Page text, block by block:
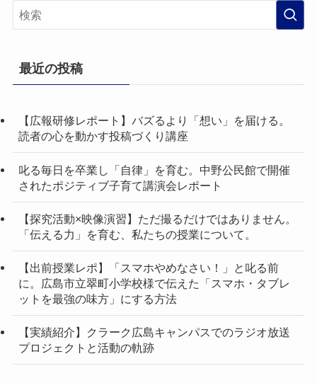
最近の投稿
【広報研修レポート】バズるより「想い」を届ける。
読者の心を動かす投稿づくり講座
叱る毎日を卒業し「自律」を育む。中野公民館で開催
されたポジティブ子育て講演会レポート
【探究活動×映像演習】ただ撮るだけではありません。
「伝える力」を育む、私たちの授業について。
【出前授業レポ】「スマホやめなさい！」と叱る前
に。広島市立翠町小学校様で伝えた「スマホ・タブレ
ットを最強の味方」にする方法
【実績紹介】クラーク広島キャンパスでのラジオ放送
プロジェクトと活動の軌跡